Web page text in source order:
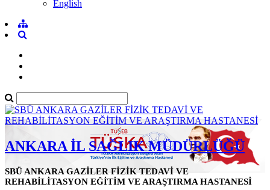
English
ANKARA İL SAĞLIK MÜDÜRLÜĞÜ
SBÜ ANKARA GAZİLER FİZİK TEDAVİ VE
REHABİLİTASYON EĞİTİM VE ARAŞTIRMA HASTANESİ